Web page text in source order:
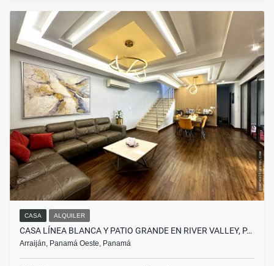
CASA ALQUILER
CASA LÍNEA BLANCA Y PATIO GRANDE EN RIVER VALLEY, P…
Arraiján, Panamá Oeste, Panamá